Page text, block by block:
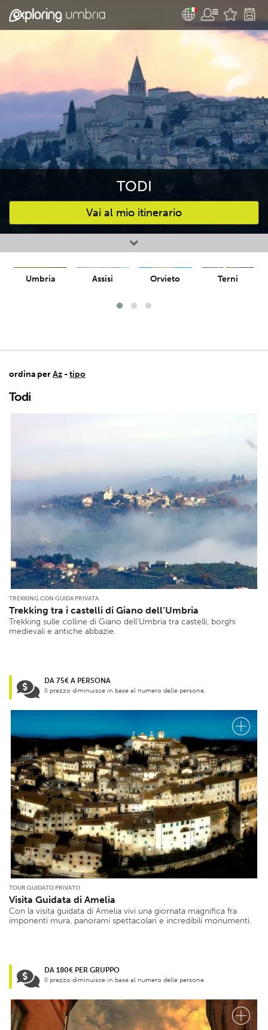
TODI
Vai al mio itinerario
Attività preferite
Umbria Assisi Orvieto Terni
ordina perAz -tipo
Todi
TREKKING CON GUIDA PRIVATA
Trekking tra i castelli di Giano dell’Umbria
Trekking sulle colline di Giano dell’Umbria tra castelli, borghi
medievali e antiche abbazie.
DA 75€ A PERSONA
Il prezzo diminuisce in base al numero delle persone.
TOUR GUIDATO PRIVATO
Visita Guidata di Amelia
Con la visita guidata di Amelia vivi una giornata magnifica fra
imponenti mura, panorami spettacolari e incredibili monumenti.
DA 180€ PER GRUPPO
Il prezzo diminuisce in base al numero delle persone.